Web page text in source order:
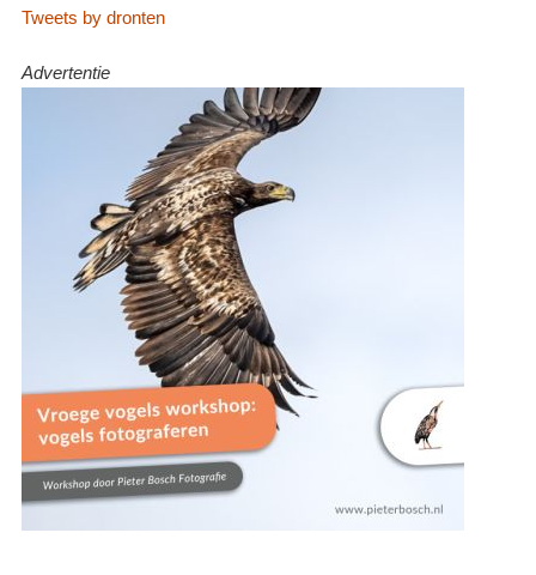
Tweets by dronten
Advertentie